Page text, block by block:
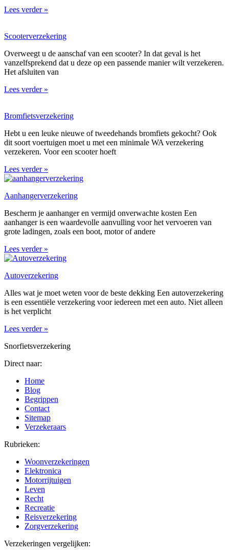
Lees verder »
Scooterverzekering
Overweegt u de aanschaf van een scooter? In dat geval is het
vanzelfsprekend dat u deze op een passende manier wilt verzekeren.
Het afsluiten van
Lees verder »
Bromfietsverzekering
Hebt u een leuke nieuwe of tweedehands bromfiets gekocht? Ook
dit soort voertuigen moet u met een minimale WA verzekering
verzekeren. Voor een scooter hoeft
Lees verder »
Aanhangerverzekering
Bescherm je aanhanger en vermijd onverwachte kosten Een
aanhanger is een waardevolle aanvulling voor het vervoeren van
grote ladingen, zoals een boot, motor of andere
Lees verder »
Autoverzekering
Alles wat je moet weten voor de beste dekking Een autoverzekering
is een essentiële verzekering voor iedereen met een auto. Niet alleen
is het verplicht
Lees verder »
Snorfietsverzekering
Direct naar:
Home
Blog
Begrippen
Contact
Sitemap
Verzekeraars
Rubrieken:
Woonverzekeringen
Elektronica
Motorrijtuigen
Leven
Recht
Recreatie
Reisverzekering
Zorgverzekering
Verzekeringen vergelijken: